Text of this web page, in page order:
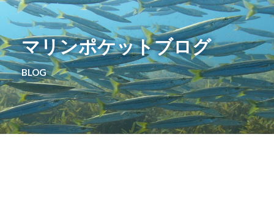
マリンポケットブログ
BLOG